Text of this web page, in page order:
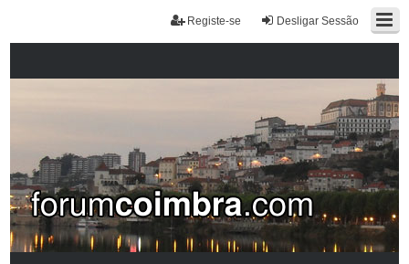
Desligar Sessão
Registe-se